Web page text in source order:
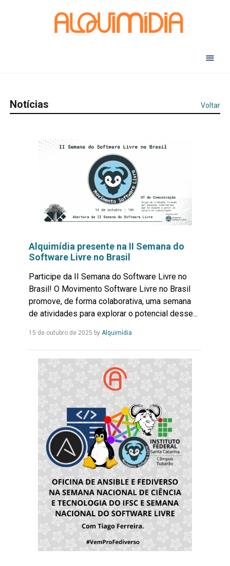
Notícias Voltar
Alquimídia presente na II Semana do
Software Livre no Brasil
Participe da II Semana do Software Livre no
Brasil! O Movimento Software Livre no Brasil
promove, de forma colaborativa, uma semana
de atividades para explorar o potencial desse...
15 de outubro de 2025 by AlquimídiaLeia